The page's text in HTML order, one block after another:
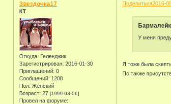
Поделиться2016-
Звездочка17
КТ
Откуда: Геленджик
Зарегистрирован: 2016-01-30
Приглашений: 0
Сообщений: 1208
Пол: Женский
Возраст: 27 [1999-03-06]
Провел на форуме:
У меня
Я тоже была
Пс.также